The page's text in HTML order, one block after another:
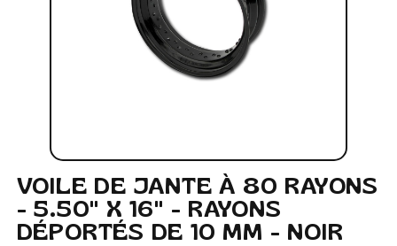
VOILE DE JANTE À 80 RAYONS
- 5.50" X 16" - RAYONS
DÉPORTÉS DE 10 MM - NOIR